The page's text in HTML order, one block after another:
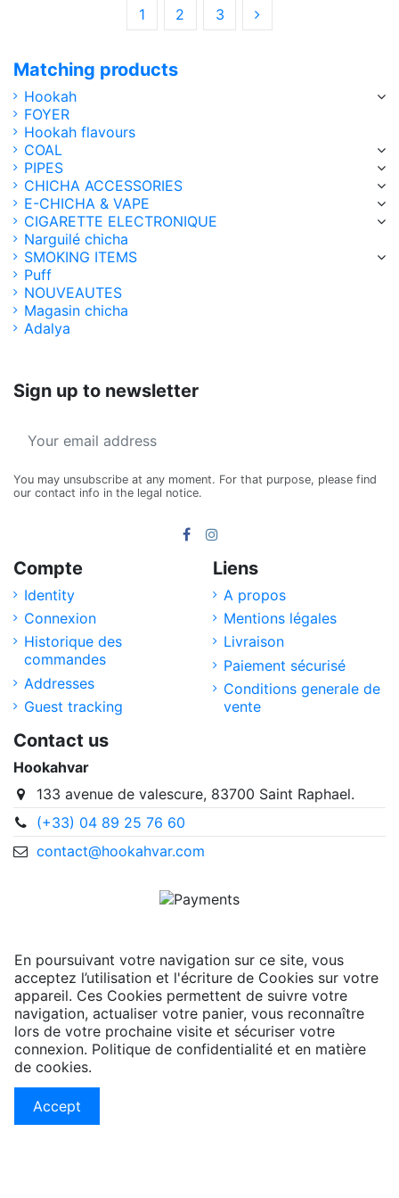
1 2 3
Matching products
Hookah
FOYER
Hookah flavours
COAL
PIPES
CHICHA ACCESSORIES
E-CHICHA & VAPE
CIGARETTE ELECTRONIQUE
Narguilé chicha
SMOKING ITEMS
Puff
NOUVEAUTES
Magasin chicha
Adalya
Sign up to newsletter
You may unsubscribe at any moment. For that purpose, please find
our contact info in the legal notice.
Compte
Identity
Connexion
Historique des
commandes
Addresses
Guest tracking
Liens
A propos
Mentions légales
Livraison
Paiement sécurisé
Conditions generale de
vente
Contact us
Hookahvar
133 avenue de valescure, 83700 Saint Raphael.
(+33) 04 89 25 76 60
contact@hookahvar.com
En poursuivant votre navigation sur ce site, vous
acceptez l’utilisation et l'écriture de Cookies sur votre
appareil. Ces Cookies permettent de suivre votre
navigation, actualiser votre panier, vous reconnaître
lors de votre prochaine visite et sécuriser votre
connexion. Politique de confidentialité et en matière
de cookies.
Accept